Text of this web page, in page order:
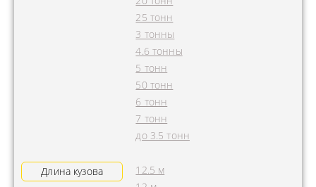
25 тонн
3 тонны
4.6 тонны
5 тонн
50 тонн
6 тонн
7 тонн
до 3.5 тонн
Длина кузова
12.5 м